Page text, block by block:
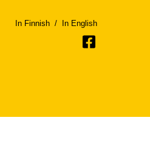
In Finnish / In English